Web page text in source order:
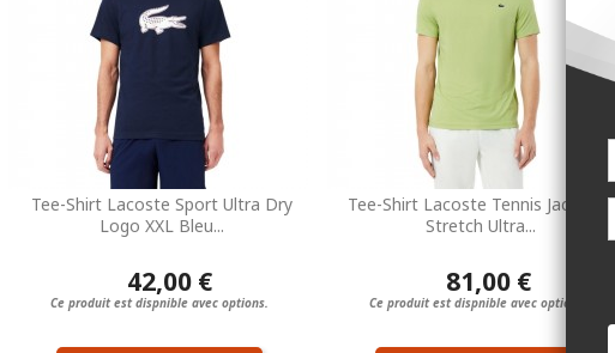
Tee-Shirt Lacoste Sport Ultra Dry
Logo XXL Bleu...
42,00 €
Ce produit est dispnible avec options.
Tee-Shirt Lacoste Tennis Jacquard
Stretch Ultra...
81,00 €
Ce produit est dispnible avec options.